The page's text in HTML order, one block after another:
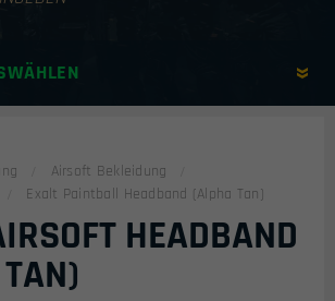
Airsoft Bekleidung
Exalt Paintball Headband (Alpha Tan)
HEADBAND